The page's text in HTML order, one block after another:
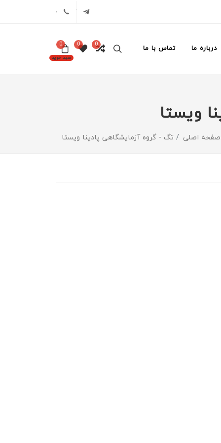
تلگرام
0
0
سبد خرید
0 درباره ما تماس با ما
ویستا
صفحه اصلی تگ - گروه آزمایشگاهی پادینا ویستا